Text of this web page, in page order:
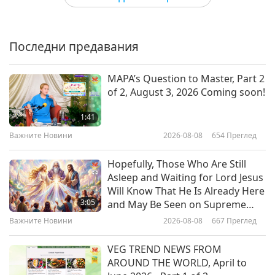
10
0:59
Барбадос: Закон за
предотвратяване на
насилието към животни
Shorts
11
0:58
Белгия: Валонски кодекс за
благополучието на
животните
Shorts 2017-10-10 3430Преглед
12
0:44
Белиз: Закон за жестокостта
към животни
0:14
не! Това само ще унищожи
нашия свят. Така че нямаме
вече проблем!!
Спрете клането на животни-
Страни, които са добри към
животните
Влияние и смъртни случаи от
Последни предавания
1:41
MAPA’s Question to Master, Part 2
of 2, August 3, 2026 Coming soon!
Важните Новини 2026-08-08 654 Преглед
3:05
Hopefully, Those Who Are Still
Asleep and Waiting for Lord Jesus
Will Know That He Is Already Here
and May Be Seen on Supreme
Master Television
Важните Новини 2026-08-08 667 Преглед
VEG TREND NEWS FROM
AROUND THE WORLD, April to